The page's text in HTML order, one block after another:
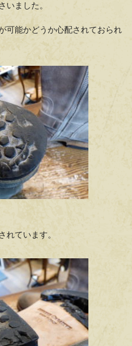
いました。
可能かどうか心配されておられ
れています。